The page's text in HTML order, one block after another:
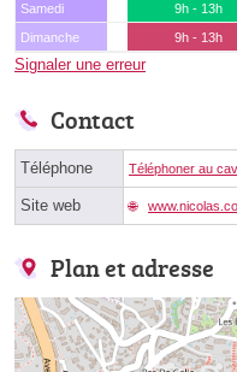
Samedi
9h - 13h
Dimanche
9h - 13h
Signaler une erreur
Contact
Téléphone Téléphoner au
Site web
Plan et adresse